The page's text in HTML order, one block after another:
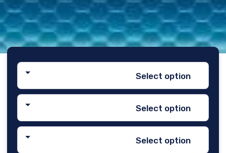
Select option
Select option
Select option